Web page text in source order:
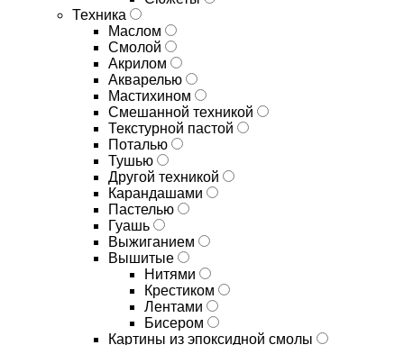
Техника
Маслом
Смолой
Акрилом
Акварелью
Мастихином
Смешанной техникой
Текстурной пастой
Поталью
Тушью
Другой техникой
Карандашами
Пастелью
Гуашь
Выжиганием
Вышитые
Нитями
Крестиком
Лентами
Бисером
Картины из эпоксидной смолы